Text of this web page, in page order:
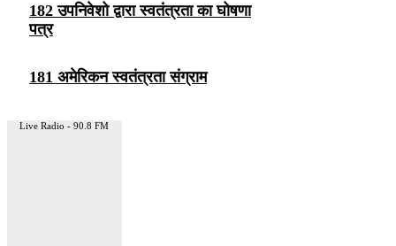
182 उपनिवेशो द्वारा स्वतंत्रता का घोषणा
पत्र
181 अमेरिकन स्वतंत्रता संग्राम
Live Radio - 90.8 FM